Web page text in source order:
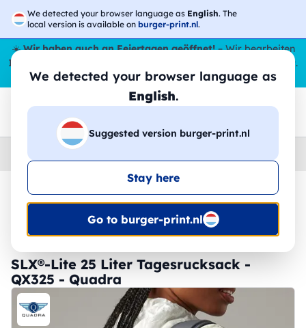
We detected your browser language as English. The
local version is available on burger-print.nl.
We detected your browser language as
English.
Suggested version burger-print.nl
Stay here
Go to burger-print.nl
☀️Wir haben auch an Feiertagen geöffnet!– Wir bearbeiten
Ihre Bestellungen den ganzen Sommer über,
sogar im August.
😎🌴
Home
🔥 -30 % DTF-Druck
SLX®-Lite 25 Liter Tagesrucksack -
QX325 - Quadra